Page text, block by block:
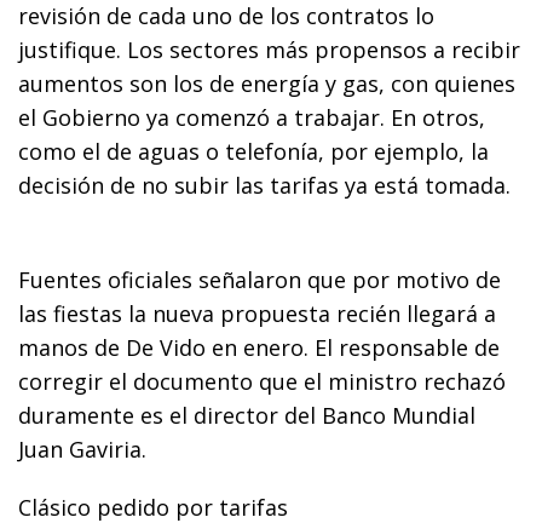
revisión de cada uno de los contratos lo
justifique. Los sectores más propensos a recibir
aumentos son los de energía y gas, con quienes
el Gobierno ya comenzó a trabajar. En otros,
como el de aguas o telefonía, por ejemplo, la
decisión de no subir las tarifas ya está tomada.
Fuentes oficiales señalaron que por motivo de
las fiestas la nueva propuesta recién llegará a
manos de De Vido en enero. El responsable de
corregir el documento que el ministro rechazó
duramente es el director del Banco Mundial
Juan Gaviria.
Clásico pedido por tarifas